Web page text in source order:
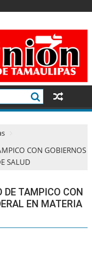
CON GOBIERNOS
SALUD
DE TAMPICO CON
EN MATERIA